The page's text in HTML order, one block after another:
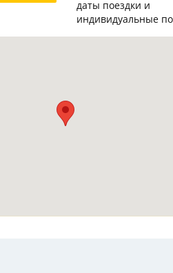
даты поездки и
индивидуальные